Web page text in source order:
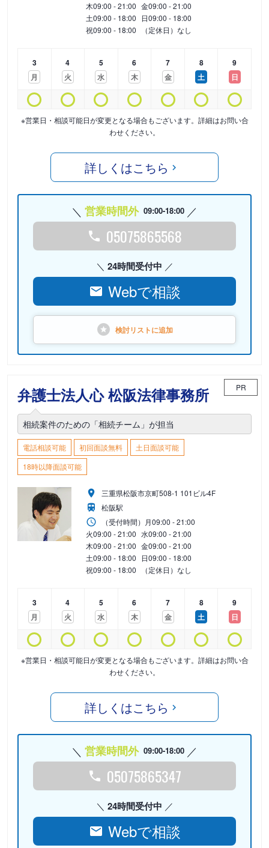
木09:00 - 21:00 金09:00 - 21:00
土09:00 - 18:00 日09:00 - 18:00
祝09:00 - 18:00 （定休日）なし
3
月
4
火
5
水
6
木
7
金
8
土
9
日
※営業日・相談可能日が変更となる場合もございます。詳細はお問い合
わせください。
詳しくはこちら
営業時間外 09:00-18:00
05075865568
24時間受付中
Webで相談
検討リストに追加
弁護士法人心 松阪法律事務所 PR
相続案件のための「相続チーム」が担当
電話相談可能 初回面談無料
土日面談可能
18時以降面談可能
三重県松阪市京町508-1 101ビル4F
松阪駅
（受付時間） 月09:00 - 21:00
火09:00 - 21:00 水09:00 - 21:00
木09:00 - 21:00 金09:00 - 21:00
土09:00 - 18:00 日09:00 - 18:00
祝09:00 - 18:00 （定休日）なし
3
月
4
火
5
水
6
木
7
金
8
土
9
日
※営業日・相談可能日が変更となる場合もございます。詳細はお問い合
わせください。
詳しくはこちら
営業時間外 09:00-18:00
05075865347
24時間受付中
Webで相談